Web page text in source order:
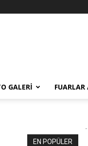
GALERI
-
EN POPÜLER